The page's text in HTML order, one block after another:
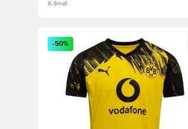
X-Small
Åpner en Modal for å logge inn
-50%